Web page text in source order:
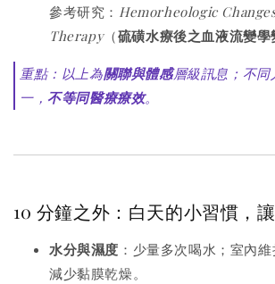
參考研究： Hemorheologic
Therapy（硫磺水療後之血液流變學
重點：以上為關聯與體感層級訊息；不同
一， 不等同醫療療效。
10 分鐘之外：白天的小習慣，
水分與濕度 ：少量多次喝水；室內
減少黏膜乾燥。